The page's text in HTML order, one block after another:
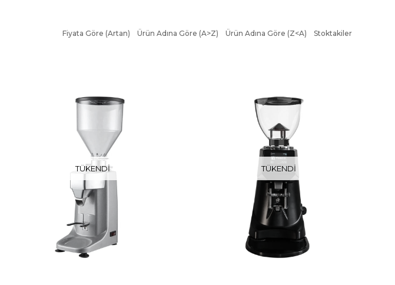
Fiyata Göre (Artan) Ürün Adına Göre (A>Z) Ürün Adına Göre (Z<A) Stoktakiler
TÜKENDI TÜKENDI